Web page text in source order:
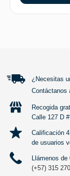
¿Necesitas
Contáctanos
Recogida
Calle 127 D
Calificación
de usuarios
Llámenos de
(+57) 315